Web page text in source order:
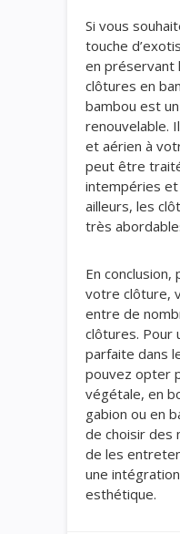
Si vous
touche
en préservant
clôtures en
bambou est
renouvelable.
et aérien à
peut être
intempéries et
ailleurs, les
très
En
votre clôture,
entre de
clôtures. Pour
parfaite dans
pouvez opter
végétale, en
gabion ou en
de choisir des
de les
une
esthétique.